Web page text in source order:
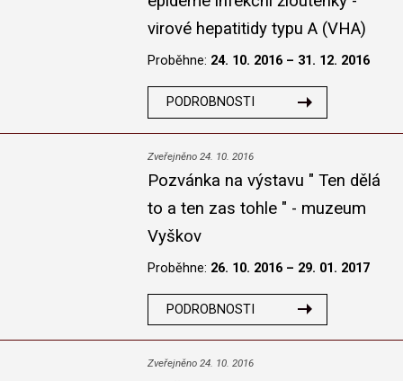
virové hepatitidy typu A (VHA)
Proběhne: 24. 10. 2016 – 31. 12. 2016
PODROBNOSTI
Zveřejněno 24. 10. 2016
Pozvánka na výstavu " Ten dělá
to a ten zas tohle " - muzeum
Vyškov
Proběhne: 26. 10. 2016 – 29. 01. 2017
PODROBNOSTI
Zveřejněno 24. 10. 2016